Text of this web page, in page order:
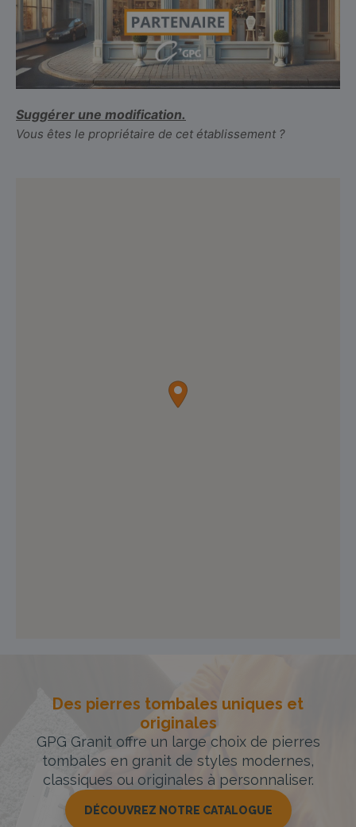
Suggérer une modification.
Vous êtes le propriétaire de cet établissement ?
Des pierres tombales uniques et
originales
GPG Granit offre un large choix de pierres
tombales en granit de styles modernes,
classiques ou originales à personnaliser.
DÉCOUVREZ NOTRE CATALOGUE